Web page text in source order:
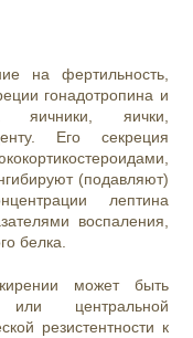
на фертильность,
гонадотропина и
яичники, яички,
Его секреция
(подавляют)
лептина
воспаления,
белка.
может быть
или центральной
резистентности к